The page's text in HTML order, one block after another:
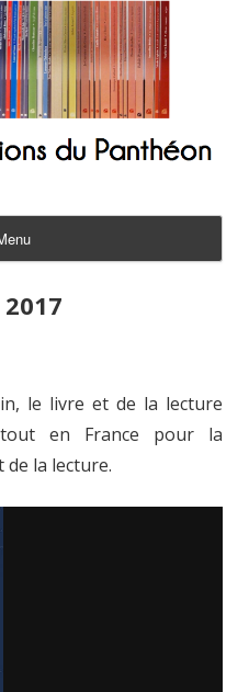
le livre et de la lecture
en France pour la
la lecture.